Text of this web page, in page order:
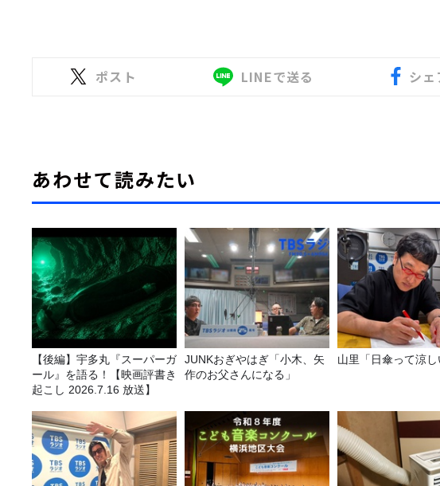
ポスト LINEで送る シェ
あわせて読みたい
【後編】宇多丸『スーパーガ
ール』を語る！【映画評書き
起こし 2026.7.16 放送】
JUNKおぎやはぎ「小木、矢
作のお父さんになる」
山里「日傘って涼し